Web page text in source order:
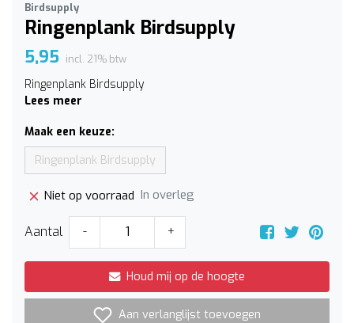
Birdsupply
Ringenplank Birdsupply
5,95 incl. 21% btw
Ringenplank Birdsupply
Lees meer
Maak een keuze:
Ringenplank Birdsupply
Niet op voorraad In overleg
Aantal - +
Houd mij op de hoogte
Aan verlanglijst toevoegen